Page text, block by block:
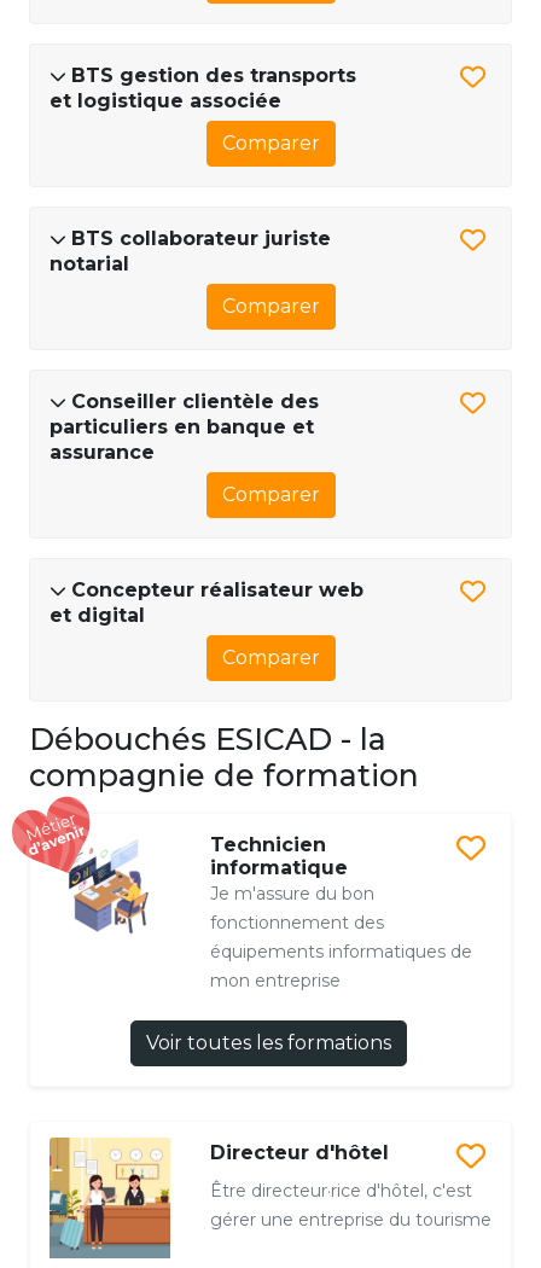
BTS gestion des transports
et logistique associée
Comparer
BTS collaborateur juriste
notarial
Comparer
Conseiller clientèle des
particuliers en banque et
assurance
Comparer
Concepteur réalisateur web
et digital
Comparer
Débouchés ESICAD - la
compagnie de formation
Technicien
informatique
Je m'assure du bon
fonctionnement des
équipements informatiques de
mon entreprise
Voir toutes les formations
Directeur d'hôtel
Être directeur·rice d'hôtel, c'est
gérer une entreprise du tourisme